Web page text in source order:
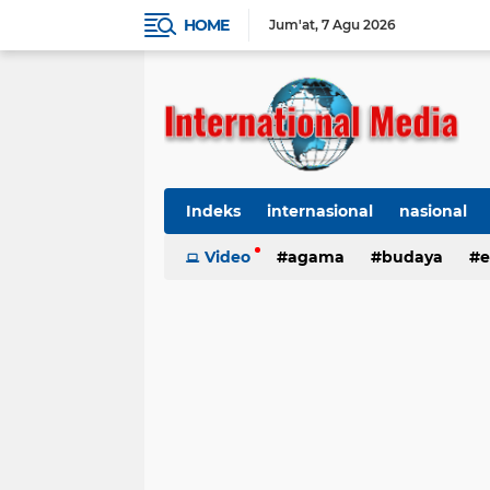
HOME Jum'at 7 Agu 2026
Indeks internasional nasional
Ekbis TNI-Polri Organisasi
Video agama budaya